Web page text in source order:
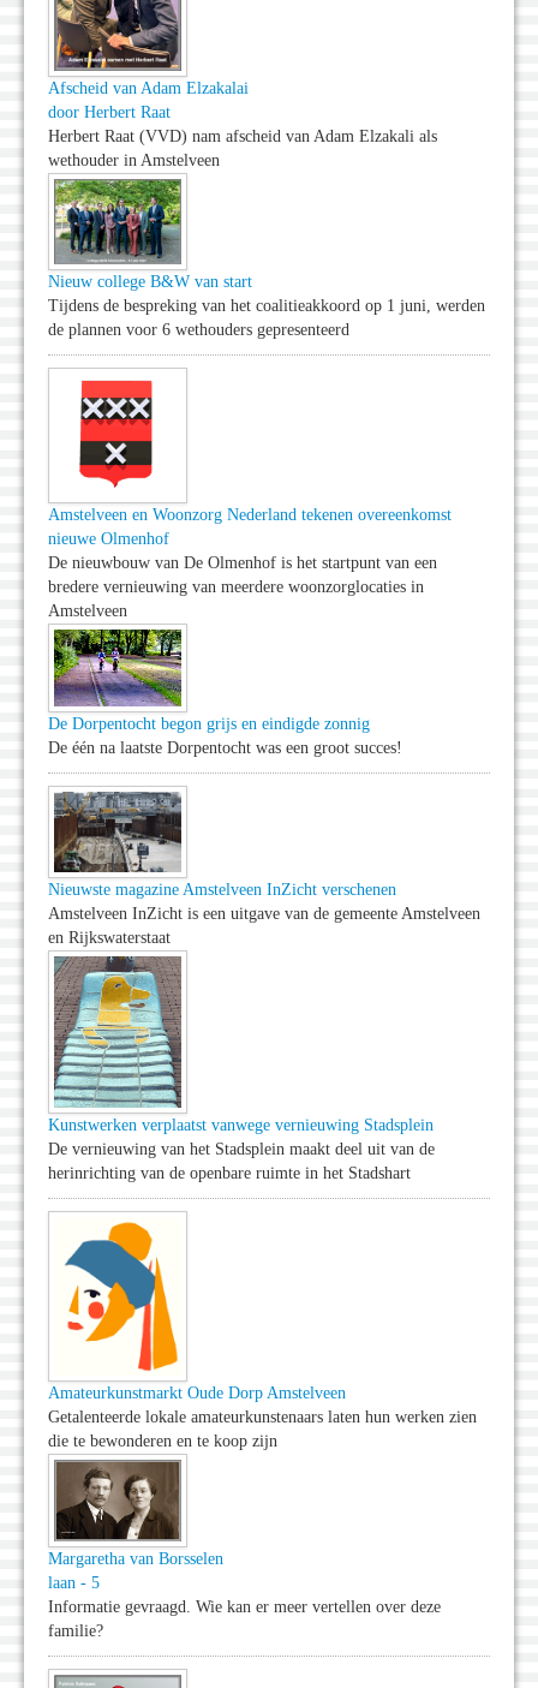
Afscheid van Adam Elzakalai
door Herbert Raat
Herbert Raat (VVD) nam afscheid van Adam Elzakali als
wethouder in Amstelveen
Nieuw college B&W van start
Tijdens de bespreking van het coalitieakkoord op 1 juni, werden
de plannen voor 6 wethouders gepresenteerd
Amstelveen en Woonzorg Nederland tekenen overeenkomst
nieuwe Olmenhof
De nieuwbouw van De Olmenhof is het startpunt van een
bredere vernieuwing van meerdere woonzorglocaties in
Amstelveen
De Dorpentocht begon grijs en eindigde zonnig
De één na laatste Dorpentocht was een groot succes!
Nieuwste magazine Amstelveen InZicht verschenen
Amstelveen InZicht is een uitgave van de gemeente Amstelveen
en Rijkswaterstaat
Kunstwerken verplaatst vanwege vernieuwing Stadsplein
De vernieuwing van het Stadsplein maakt deel uit van de
herinrichting van de openbare ruimte in het Stadshart
Amateurkunstmarkt Oude Dorp Amstelveen
Getalenteerde lokale amateurkunstenaars laten hun werken zien
die te bewonderen en te koop zijn
Margaretha van Borsselen
laan - 5
Informatie gevraagd. Wie kan er meer vertellen over deze
familie?